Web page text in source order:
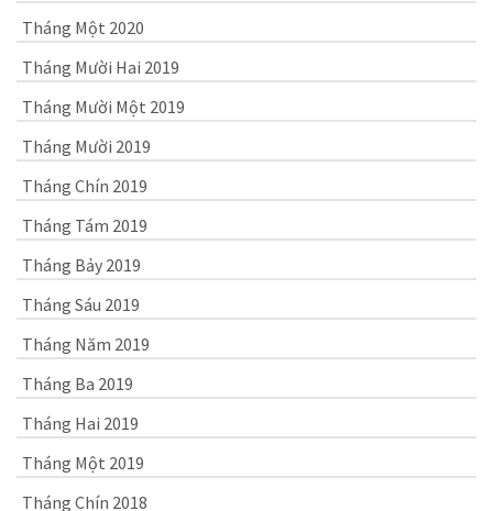
Tháng Một 2020
Tháng Mười Hai 2019
Tháng Mười Một 2019
Tháng Mười 2019
Tháng Chín 2019
Tháng Tám 2019
Tháng Bảy 2019
Tháng Sáu 2019
Tháng Năm 2019
Tháng Ba 2019
Tháng Hai 2019
Tháng Một 2019
Tháng Chín 2018